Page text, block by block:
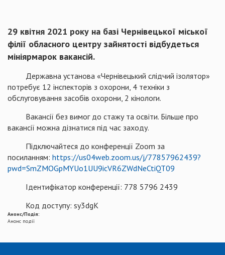
29 квітня 2021 року на базі Чернівецької міської
філії обласного центру зайнятості відбудеться
мініярмарок вакансій.
Державна установа «Чернівецький слідчий ізолятор»
потребує 12 інспекторів з охорони, 4 техніки з
обслуговування засобів охорони, 2 кінологи.
Вакансії без вимог до стажу та освіти. Більше про
вакансії можна дізнатися під час заходу.
Підключайтеся до конференції Zoom за
посиланням: https://us04web.zoom.us/j/77857962439?
pwd=SmZMOGpMYUo1UU9icVR6ZWdNeCtiQT09
Ідентифікатор конференції: 778 5796 2439
Код доступу: sy3dgK
Анонс/Подія:
Анонс події